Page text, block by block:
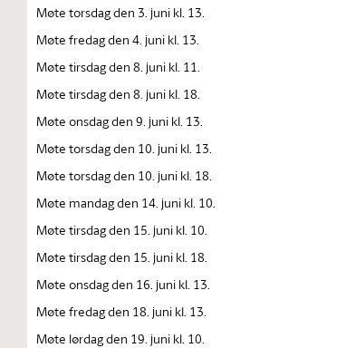
Møte torsdag den 3. juni kl. 13.
Møte fredag den 4. juni kl. 13.
Møte tirsdag den 8. juni kl. 11.
Møte tirsdag den 8. juni kl. 18.
Møte onsdag den 9. juni kl. 13.
Møte torsdag den 10. juni kl. 13.
Møte torsdag den 10. juni kl. 18.
Møte mandag den 14. juni kl. 10.
Møte tirsdag den 15. juni kl. 10.
Møte tirsdag den 15. juni kl. 18.
Møte onsdag den 16. juni kl. 13.
Møte fredag den 18. juni kl. 13.
Møte lørdag den 19. juni kl. 10.